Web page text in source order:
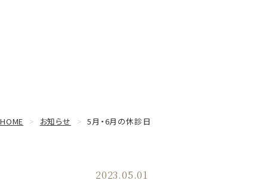
HOME お知らせ 5月・6月の休診日
2023.05.01